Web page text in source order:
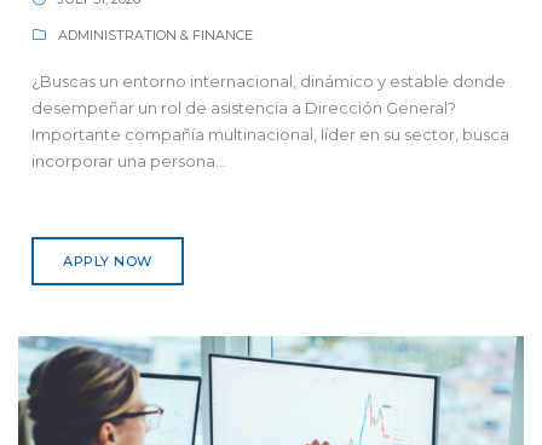
ADMINISTRATION & FINANCE
¿Buscas un entorno internacional, dinámico y estable donde
desempeñar un rol de asistencia a Dirección General?
Importante compañía multinacional, líder en su sector, busca
incorporar una persona...
APPLY NOW